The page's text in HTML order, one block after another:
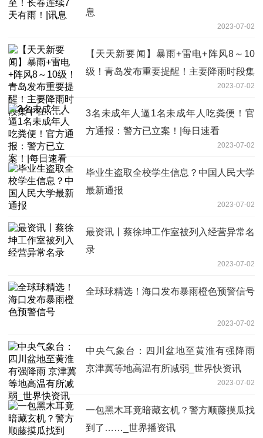
息
2023-07-02
【天天新要闻】暴雨+雷电+阵风8～10
级！青岛发布重要提醒！主要降雨时段集
2023-07-02
3名未成年人逼1名未成年人吃粪便！官
方通报：警方已立案！|每日速看
2023-07-02
毕业生盗取全校学生信息？中国人民大学
最新通报
2023-07-02
最资讯丨蔡徐坤工作室被列入经营异常名
录
2023-07-02
全球球精选！海口发布暴雨橙色预警信号
2023-07-02
中央气象台：四川盆地至黄淮有强降雨
京津冀等地高温有所减弱_世界快资讯
2023-07-02
一包黑木耳竟暗藏玄机？警方顺藤摸瓜找
到了……_世界播资讯